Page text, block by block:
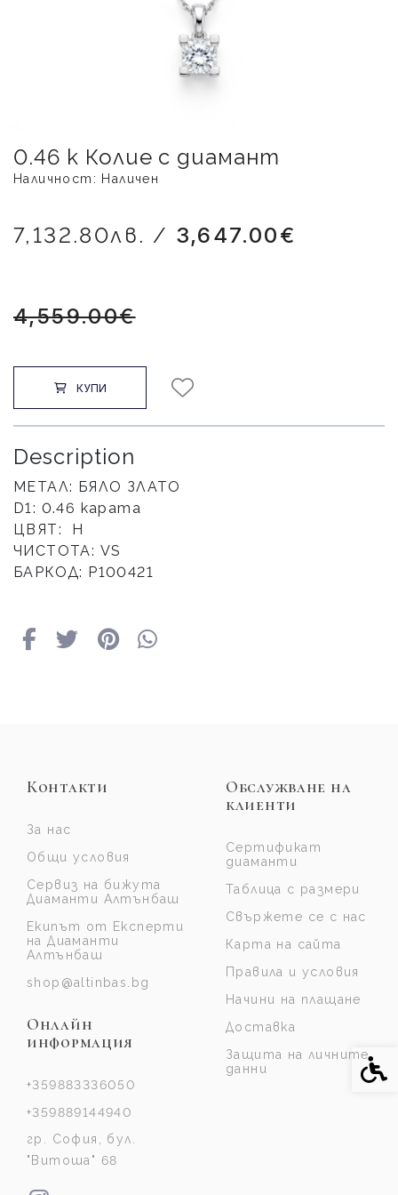
0.46 k Колие с диамант
Наличност: Наличен
7,132.80лв. / 3,647.00€
4,559.00€
КУПИ
Description
МЕТАЛ: БЯЛО ЗЛАТО
D1: 0.46 карата
ЦВЯТ: H
ЧИСТОТА: VS
БАРКОД: P100421
Контакти
За нас
Общи условия
Сервиз на бижута
Диаманти Алтънбаш
Екипът от Експерти
на Диаманти
Алтънбаш
shop@altinbas.bg
Онлайн
информация
+359883336050
+359889144940
гр. София, бул.
"Витоша" 68
Обслужване на
клиенти
Сертификат
диаманти
Таблица с размери
Свържете се с нас
Карта на сайта
Правила и условия
Начини на плащане
Доставка
Защита на личните
данни